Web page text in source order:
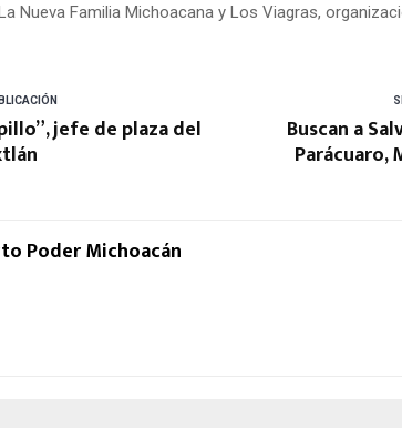
Nueva Familia Michoacana y Los Viagras,
jefe de plaza del Buscan a
Parácuaro,
Poder Michoacán